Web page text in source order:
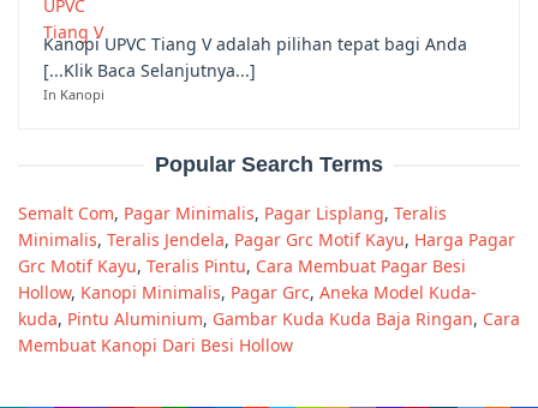
Kanopi UPVC Tiang V adalah pilihan tepat bagi Anda
[...Klik Baca Selanjutnya...]
In Kanopi
Popular Search Terms
Semalt Com, Pagar Minimalis, Pagar Lisplang, Teralis
Minimalis, Teralis Jendela, Pagar Grc Motif Kayu, Harga Pagar
Grc Motif Kayu, Teralis Pintu, Cara Membuat Pagar Besi
Hollow, Kanopi Minimalis, Pagar Grc, Aneka Model Kuda-
kuda, Pintu Aluminium, Gambar Kuda Kuda Baja Ringan, Cara
Membuat Kanopi Dari Besi Hollow